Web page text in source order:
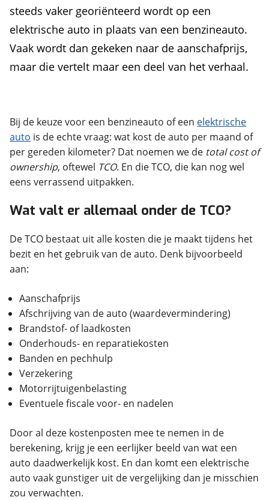
steeds vaker georiënteerd wordt op een
elektrische auto in plaats van een benzineauto.
Vaak wordt dan gekeken naar de aanschafprijs,
maar die vertelt maar een deel van het verhaal.
Bij de keuze voor een benzineauto of een elektrische
auto is de echte vraag: wat kost de auto per maand of
per gereden kilometer? Dat noemen we de total cost of
ownership, oftewel TCO. En die TCO, die kan nog wel
eens verrassend uitpakken.
Wat valt er allemaal onder de TCO?
De TCO bestaat uit alle kosten die je maakt tijdens het
bezit en het gebruik van de auto. Denk bijvoorbeeld
aan:
Aanschafprijs
Afschrijving van de auto (waardevermindering)
Brandstof- of laadkosten
Onderhouds- en reparatiekosten
Banden en pechhulp
Verzekering
Motorrijtuigenbelasting
Eventuele fiscale voor- en nadelen
Door al deze kostenposten mee te nemen in de
berekening, krijg je een eerlijker beeld van wat een
auto daadwerkelijk kost. En dan komt een elektrische
auto vaak gunstiger uit de vergelijking dan je misschien
zou verwachten.